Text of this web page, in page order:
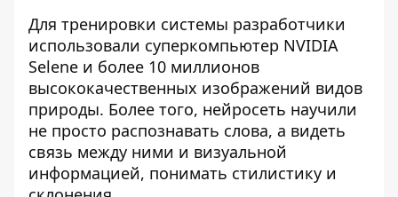
Для тренировки системы разработчики
использовали суперкомпьютер NVIDIA
Selene и более 10 миллионов
высококачественных изображений видов
природы. Более того, нейросеть научили
не просто распознавать слова, а видеть
связь между ними и визуальной
информацией, понимать стилистику и